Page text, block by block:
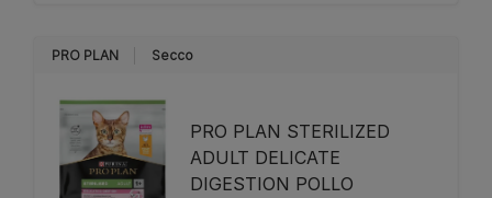
PRO PLAN Secco
PRO PLAN STERILIZED
ADULT DELICATE
DIGESTION POLLO